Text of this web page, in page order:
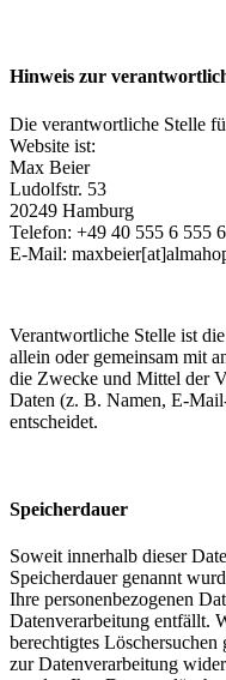
Hinweis zur
Die verantwortliche Stelle
Website ist:
Max Beier
Ludolfstr. 53
20249 Hamburg
Telefon: +49 40 555 6 555 6
E-Mail:
Verantwortliche Stelle ist
allein oder gemeinsam mit
die Zwecke und Mittel der
Daten (z. B. Namen, E-
entscheidet.
Speicherdauer
Soweit innerhalb dieser
Speicherdauer genannt
Ihre personenbezogenen
Datenverarbeitung entfällt.
berechtigtes
zur Datenverarbeitung